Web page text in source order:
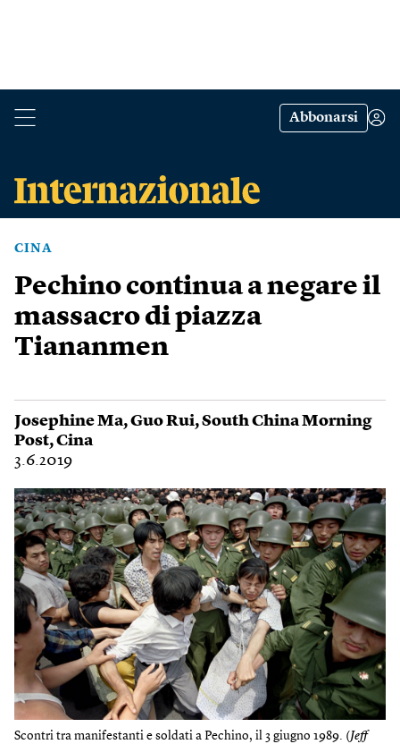
Abbonarsi
CINA
Pechino continua a negare il
massacro di piazza
Tiananmen
Josephine Ma,Guo Rui,South China Morning
Post,Cina
3.6.2019
Scontri tra manifestanti e soldati a Pechino, il 3 giugno 1989. (Jeff